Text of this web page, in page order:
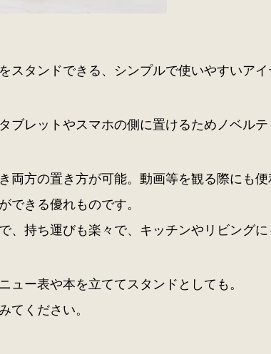
スタンドできる、シンプルで使いやすいアイ
ブレットやスマホの側に置けるためノベルテ
両方の置き方が可能。動画等を観る際にも便
できる優れものです。
、持ち運びも楽々で、キッチンやリビングに
ュー表や本を立ててスタンドとしても。
てください。